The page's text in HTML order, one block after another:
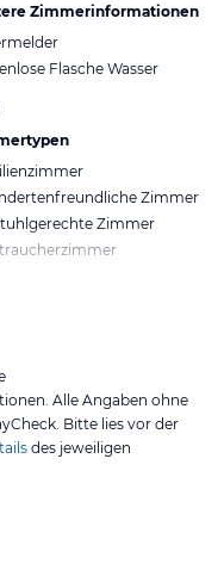
Zimmerinformationen
Flasche Wasser
Zimmer
Zimmer
Alle Angaben ohne
Bitte lies vor der
des jeweiligen